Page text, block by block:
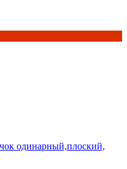
одинарный,плоский,